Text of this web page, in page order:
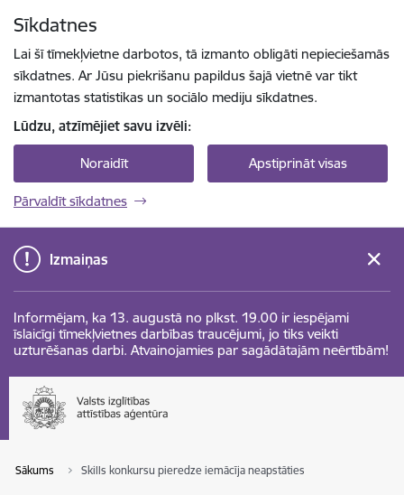
Sīkdatnes
Lai šī tīmekļvietne darbotos, tā izmanto obligāti nepieciešamās
sīkdatnes. Ar Jūsu piekrišanu papildus šajā vietnē var tikt
izmantotas statistikas un sociālo mediju sīkdatnes.
Lūdzu, atzīmējiet savu izvēli:
Noraidīt Apstiprināt visas
Pārvaldīt sīkdatnes
Izmaiņas
Informējam, ka 13. augustā no plkst. 19.00 ir iespējami
īslaicīgi tīmekļvietnes darbības traucējumi, jo tiks veikti
uzturēšanas darbi. Atvainojamies par sagādātajām neērtībām!
Sākums Skills konkursu pieredze iemācīja neapstāties